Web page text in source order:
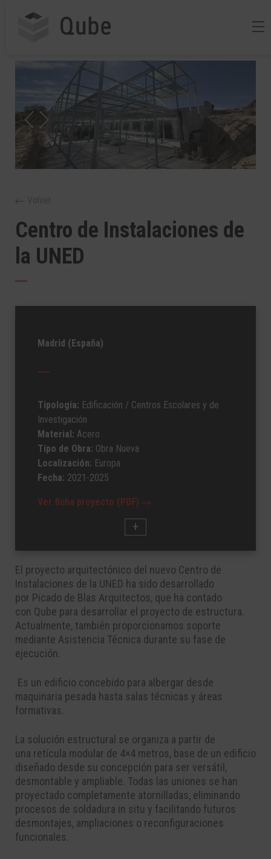
Centro de Instalaciones de
la UNED
Madrid (España)
Tipología: Edificación / Centros Escolares y de
Investigación
Material: Acero
Tipo de Obra: Obra Nueva
Localización: Europa
Fecha: 2021-2025
Ver ficha proyecto (PDF)
El proyecto arquitectónico del nuevo Centro de
Instalaciones de la UNED ha sido desarrollado
por Picado de Blas Arquitectos, que ha contado
con Qube para desarrollar el proyecto de estructura.
Actualmente, también proporcionamos soporte
mediante Asistencia Técnica durante su fase de
ejecución.
Es un edificio concebido para albergar desde
maquinaria pesada hasta salas técnicas y áreas
formativas.
La solución estructural se organiza a partir de
una retícula modular de 4×4 metros, base de un edificio
diseñado desde su concepción para ser versátil,
desmontable y ampliable. Todas las uniones se han
proyectado completamente atornilladas, eliminando
procesos de soldadura in situ y facilitando futuros
desmontajes, ampliaciones o reconfiguraciones
funcionales.